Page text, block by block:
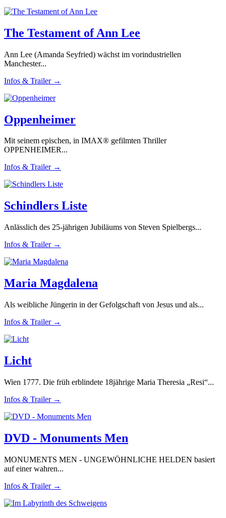
The Testament of Ann Lee
Ann Lee (Amanda Seyfried) wächst im vorindustriellen
Manchester...
Infos & Trailer →
Oppenheimer
Mit seinem epischen, in IMAX® gefilmten Thriller
OPPENHEIMER...
Infos & Trailer →
Schindlers Liste
Anlässlich des 25-jährigen Jubiläums von Steven Spielbergs...
Infos & Trailer →
Maria Magdalena
Als weibliche Jüngerin in der Gefolgschaft von Jesus und als...
Infos & Trailer →
Licht
Wien 1777. Die früh erblindete 18jährige Maria Theresia „Resi“...
Infos & Trailer →
DVD - Monuments Men
MONUMENTS MEN - UNGEWÖHNLICHE HELDEN basiert
auf einer wahren...
Infos & Trailer →